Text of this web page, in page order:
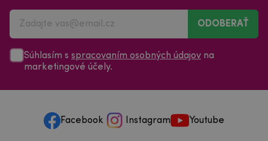
ODOBERAŤ
Súhlasím s spracovaním osobných údajov na
marketingové účely.
Facebook Instagram Youtube